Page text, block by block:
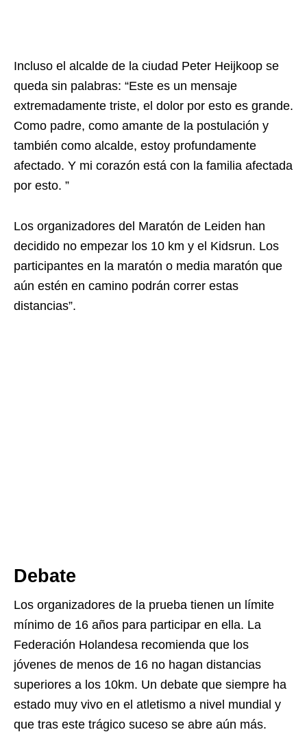
Incluso el alcalde de la ciudad Peter Heijkoop se
queda sin palabras: “Este es un mensaje
extremadamente triste, el dolor por esto es grande.
Como padre, como amante de la postulación y
también como alcalde, estoy profundamente
afectado. Y mi corazón está con la familia afectada
por esto. ”
Los organizadores del Maratón de Leiden han
decidido no empezar los 10 km y el Kidsrun. Los
participantes en la maratón o media maratón que
aún estén en camino podrán correr estas
distancias”.
Debate
Los organizadores de la prueba tienen un límite
mínimo de 16 años para participar en ella. La
Federación Holandesa recomienda que los
jóvenes de menos de 16 no hagan distancias
superiores a los 10km. Un debate que siempre ha
estado muy vivo en el atletismo a nivel mundial y
que tras este trágico suceso se abre aún más.